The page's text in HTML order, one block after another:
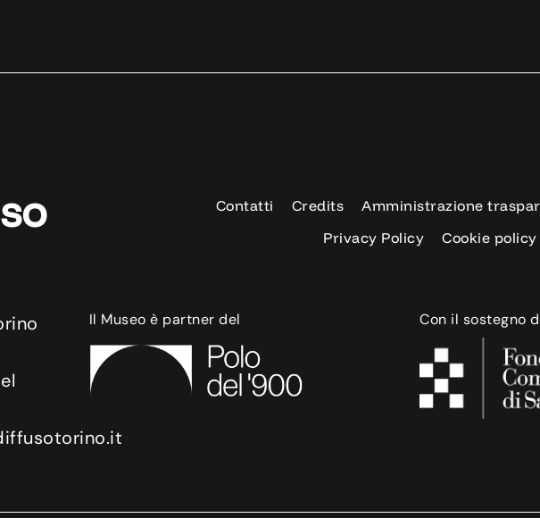
Contatti Credits Amministrazione
Privacy Policy
Cookie policy
Il Museo è partner del Con il sostegno